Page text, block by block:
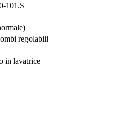
101.S
regolabili
in lavatrice